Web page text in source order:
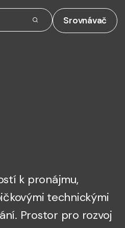
Srovnávač
k pronájmu,
technickými
Prostor pro rozvoj